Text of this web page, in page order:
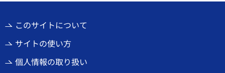
このサイトについて
サイトの使い方
個人情報の取り扱い